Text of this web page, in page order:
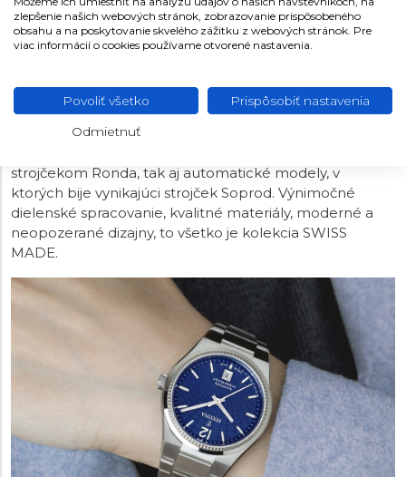
Názov kolekcie nie je len tak hocijaký, pretože všetky
hodinky Festina SWISS MADE sú vyrobené podľa zásad
a pravidiel, vďaka ktorým sa týmto titulom môžu
strojčekom Ronda, tak aj automatické modely, v
ktorých bije vynikajúci strojček Soprod. Výnimočné
dielenské spracovanie, kvalitné materiály, moderné a
neopozerané dizajny, to všetko je kolekcia SWISS
MADE.
zlepšenie našich webových stránok, zobrazovanie prispôsobeného
obsahu a na poskytovanie skvelého zážitku z webových stránok. Pre
viac informácií o cookies používame otvorené nastavenia.
Povoliť všetko Prispôsobiť nastavenia
Odmietnuť